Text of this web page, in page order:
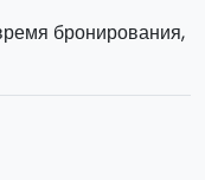
бронирования,